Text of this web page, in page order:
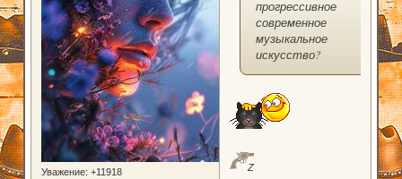
Уважение: +11918
прогрессивное
современное
музыкальное
искусство?
Z